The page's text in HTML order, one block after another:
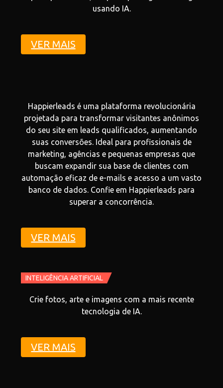
usando IA.
VER MAIS
Happierleads é uma plataforma revolucionária
projetada para transformar visitantes anônimos
do seu site em leads qualificados, aumentando
suas conversões. Ideal para profissionais de
marketing, agências e pequenas empresas que
buscam expandir sua base de clientes com
automação eficaz de e-mails e acesso a um vasto
banco de dados. Confie em Happierleads para
superar a concorrência.
VER MAIS
INTELIGÊNCIA ARTIFICIAL
Crie fotos, arte e imagens com a mais recente
tecnologia de IA.
VER MAIS